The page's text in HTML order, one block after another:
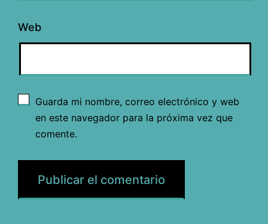
Web
Guarda mi nombre, correo electrónico y web
en este navegador para la próxima vez que
comente.